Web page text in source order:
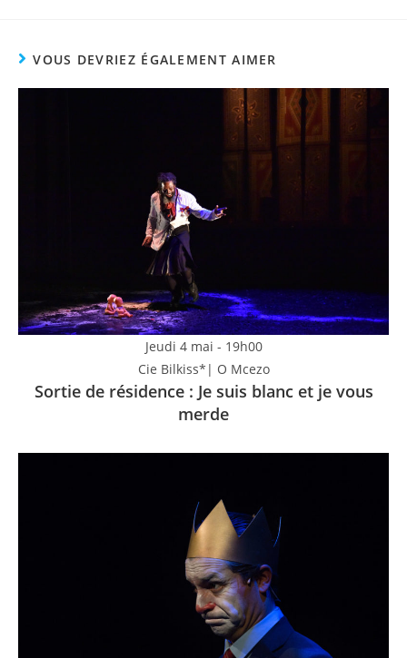
VOUS DEVRIEZ ÉGALEMENT AIMER
Jeudi 4 mai - 19h00
Cie Bilkiss*| O Mcezo
Sortie de résidence : Je suis blanc et je vous
merde